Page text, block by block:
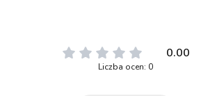
0.00
Liczba ocen: 0